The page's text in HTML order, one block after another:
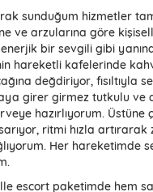
sunduğum hizmetler
ve arzularına göre
bir sevgili gibi
hareketli kafelerinde
değdiriyor, fısıltıyla
girer girmez tutkulu ve
hazırlıyorum. Üstüne
ritmi hızla artırarak
Her hareketimde
escort paketimde hem